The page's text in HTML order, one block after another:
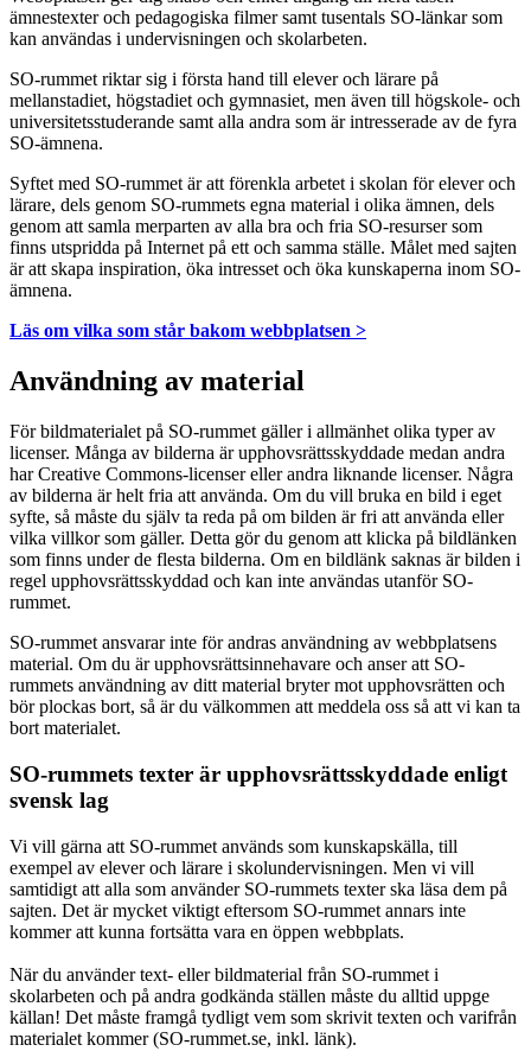
ämnestexter och pedagogiska filmer samt tusentals SO-länkar som
kan användas i undervisningen och skolarbeten.
SO-rummet riktar sig i första hand till elever och lärare på
mellanstadiet, högstadiet och gymnasiet, men även till högskole- och
universitetsstuderande samt alla andra som är intresserade av de fyra
SO-ämnena.
Syftet med SO-rummet är att förenkla arbetet i skolan för elever och
lärare, dels genom SO-rummets egna material i olika ämnen, dels
genom att samla merparten av alla bra och fria SO-resurser som
finns utspridda på Internet på ett och samma ställe. Målet med sajten
är att skapa inspiration, öka intresset och öka kunskaperna inom SO-
ämnena.
Läs om vilka som står bakom webbplatsen >
Användning av material
För bildmaterialet på SO-rummet gäller i allmänhet olika typer av
licenser. Många av bilderna är upphovsrättsskyddade medan andra
har Creative Commons-licenser eller andra liknande licenser. Några
av bilderna är helt fria att använda. Om du vill bruka en bild i eget
syfte, så måste du själv ta reda på om bilden är fri att använda eller
vilka villkor som gäller. Detta gör du genom att klicka på bildlänken
som finns under de flesta bilderna. Om en bildlänk saknas är bilden i
regel upphovsrättsskyddad och kan inte användas utanför SO-
rummet.
SO-rummet ansvarar inte för andras användning av webbplatsens
material. Om du är upphovsrättsinnehavare och anser att SO-
rummets användning av ditt material bryter mot upphovsrätten och
bör plockas bort, så är du välkommen att meddela oss så att vi kan ta
bort materialet.
SO-rummets texter är upphovsrättsskyddade enligt
svensk lag
Vi vill gärna att SO-rummet används som kunskapskälla, till
exempel av elever och lärare i skolundervisningen. Men vi vill
samtidigt att alla som använder SO-rummets texter ska läsa dem på
sajten. Det är mycket viktigt eftersom SO-rummet annars inte
kommer att kunna fortsätta vara en öppen webbplats.
När du använder text- eller bildmaterial från SO-rummet i
skolarbeten och på andra godkända ställen måste du alltid uppge
källan! Det måste framgå tydligt vem som skrivit texten och varifrån
materialet kommer (SO-rummet.se, inkl. länk).